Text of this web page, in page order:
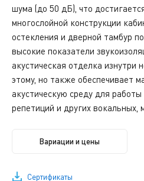
шума (до 50 дБ), что
многослойной конструкции
остекления и дверной тамбур
высокие показатели
акустическая отделка изнутри
этому, но также обеспечивает
акустическую среду для работы
репетиций и других вокальных,
Вариации и цены
Сертификаты